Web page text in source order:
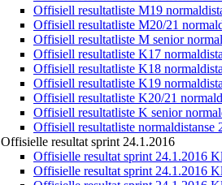
Offisiell resultatliste M19
Offisiell resultatliste M20/21
Offisiell resultatliste M senior
Offisiell resultatliste K17
Offisiell resultatliste K18
Offisiell resultatliste K19
Offisiell resultatliste K20/21
Offisiell resultatliste K senior
Offisiell resultatliste normaldistanse
Offisielle resultat sprint 24.1.2016
Offisielle resultat sprint 24.1.2016
Offisielle resultat sprint 24.1.2016